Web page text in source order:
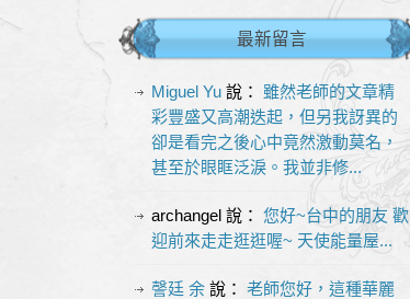
最新留言
Miguel Yu說： 雖然老師的文章精
彩豐盛又高潮迭起，但另我訝異的
卻是看完之後心中竟然激動莫名，
甚至於眼眶泛淚。我並非修...
archangel說： 您好~台中的朋友 歡
迎前來走走逛逛喔~ 天使能量屋...
謦廷 余說： 老師您好，這種華麗